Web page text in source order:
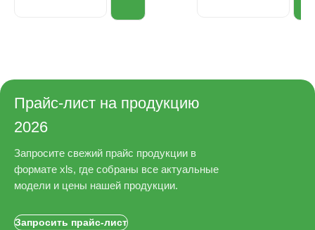
Прайс-лист на продукцию
2026
Запросите свежий прайс продукции в
формате xls, где собраны все актуальные
модели и цены нашей продукции.
Запросить прайс-лист